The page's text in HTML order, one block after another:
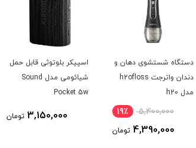
دستگاه شستشوی دهان و
دندان واترجت h2ofloss
مدل h20
5,400,000 19٪
4,390,000 تومان
اسپیکر بلوتوثی قابل حمل
شیائومی مدل Sound
Pocket 5w
3,150,000 تومان